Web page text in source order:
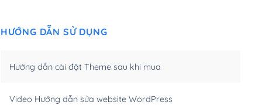
(+450,000₫)
HƯỚNG DẪN SỬ DỤNG
Hướng dẫn cài đặt Theme sau khi mua
Video Hướng dẫn sửa website WordPress